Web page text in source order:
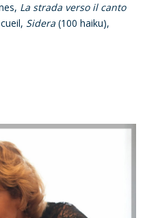
La strada verso il canto
Sidera (100 haiku),